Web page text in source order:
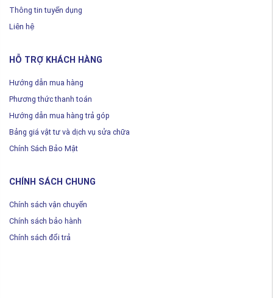
Thông tin tuyển dụng
Liên hệ
HỖ TRỢ KHÁCH HÀNG
Hướng dẫn mua hàng
Phương thức thanh toán
Hướng dẫn mua hàng trả góp
Bảng giá vật tư và dịch vụ sửa chữa
Chính Sách Bảo Mật
CHÍNH SÁCH CHUNG
Chính sách vận chuyển
Chính sách bảo hành
Chính sách đổi trả